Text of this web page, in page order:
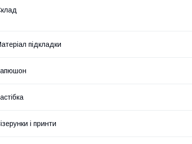
підкладки
і принти